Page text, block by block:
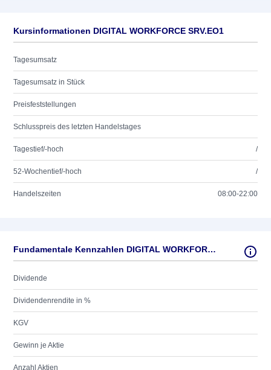
Kursinformationen DIGITAL WORKFORCE SRV.EO1
Tagesumsatz
Tagesumsatz in Stück
Preisfeststellungen
Schlusspreis des letzten Handelstages
Tagestief/-hoch /
52-Wochentief/-hoch /
Handelszeiten 08:00-22:00
Fundamentale Kennzahlen DIGITAL WORKFORCE SRV.EO1
Dividende
Dividendenrendite in %
KGV
Gewinn je Aktie
Anzahl Aktien